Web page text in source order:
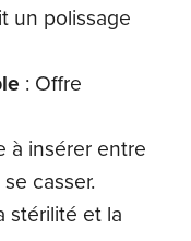
un polissage
: Offre
à insérer entre
casser.
stérilité et la